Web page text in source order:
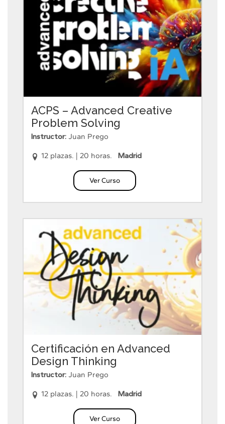
ACPS – Advanced Creative
Problem Solving
Instructor: Juan Prego
12 plazas. | 20 horas. Madrid
Ver Curso
Certificación en Advanced
Design Thinking
Instructor: Juan Prego
12 plazas. | 20 horas. Madrid
Ver Curso